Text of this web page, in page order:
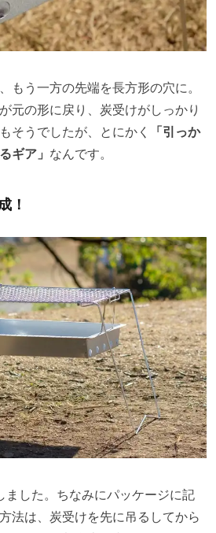
もう一方の先端を長方形の穴に。
元の形に戻り、炭受けがしっかり
そうでしたが、とにかく
「引っか
ギア」 なんです。
！
ました。ちなみにパッケージに記
法は、炭受けを先に吊るしてから